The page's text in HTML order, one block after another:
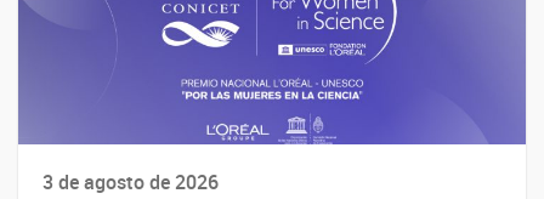
3 de agosto de 2026